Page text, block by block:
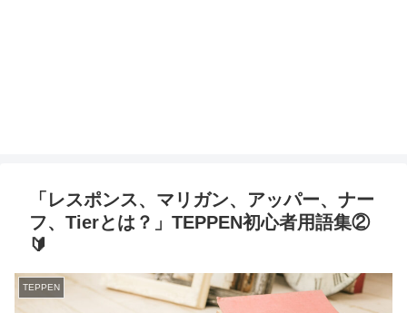
「レスポンス、マリガン、アッパー、ナー
フ、Tierとは？」TEPPEN初心者用語集②
🔰
TEPPEN